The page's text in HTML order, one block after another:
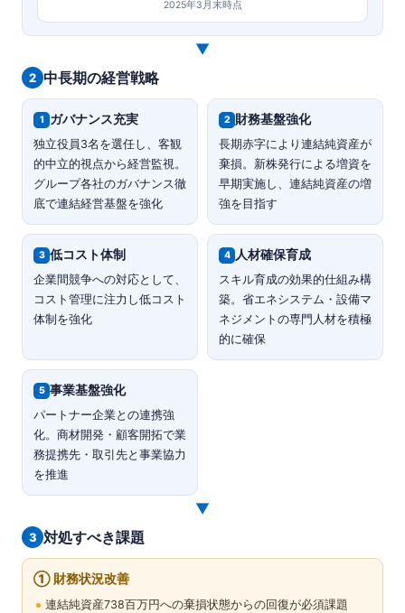
2025年3月末時点
▼
2 中長期の経営戦略
1 ガバナンス充実
独立役員3名を選任し、客観
的中立的視点から経営監視。
グループ各社のガバナンス徹
底で連結経営基盤を強化
2 財務基盤強化
長期赤字により連結純資産が
棄損。新株発行による増資を
早期実施し、連結純資産の増
強を目指す
3 低コスト体制
企業間競争への対応として、
コスト管理に注力し低コスト
体制を強化
4 人材確保育成
スキル育成の効果的仕組み構
築。省エネシステム・設備マ
ネジメントの専門人材を積極
的に確保
5 事業基盤強化
パートナー企業との連携強
化。商材開発・顧客開拓で業
務提携先・取引先と事業協力
を推進
▼
3 対処すべき課題
① 財務状況改善
連結純資産738百万円への棄損状態からの回復が必須課題